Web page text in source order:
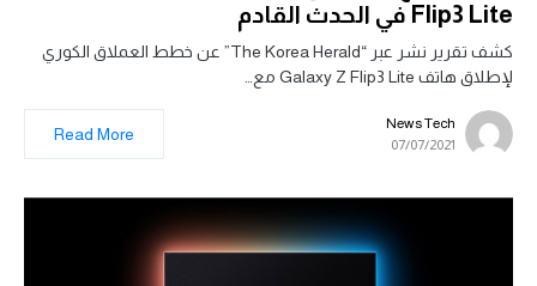
Flip3 Lite في الحدث القادم
كشف تقرير نشر عبر “The Korea Herald” عن خطط العملاق الكوري
لإطلاق هاتف Galaxy Z Flip3 Lite مع…
News Tech
07/07/2021
Read More